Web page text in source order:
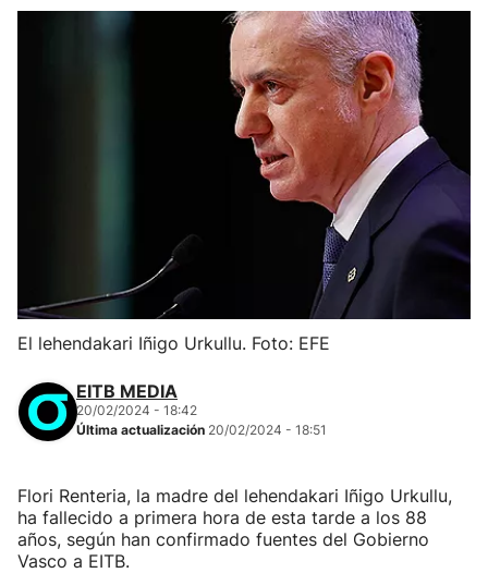
El lehendakari Iñigo Urkullu. Foto: EFE
EITB MEDIA
20/02/2024 - 18:42
Última actualización 20/02/2024 - 18:51
Flori Renteria, la madre del lehendakari Iñigo Urkullu,
ha fallecido a primera hora de esta tarde a los 88
años, según han confirmado fuentes del Gobierno
Vasco a EITB.